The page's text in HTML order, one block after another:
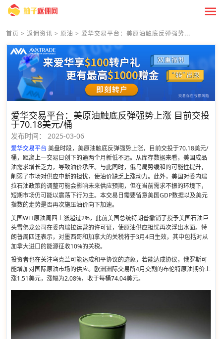
首页 > 返佣资讯 > 原油 > 爱华交易平台：美原油触底反弹强势...
爱华交易平台：美原油触底反弹强势上涨 目前交投
于70.18美元/桶
发布时间： 2025-03-06
爱华交易平台 美盘时段，美原油触底反弹强势上涨，目前交投于70.18美元/
桶，距离上一交易日创下的逾两个月新低不远。从库存数据来看，美国成品
油需求增长乏力，导致油价承压。与此同时，俄乌局势缓和的可能性提升，
削弱了市场对供应中断的担忧，使油价缺乏上涨动力。此外，美国对委内瑞
拉石油政策的调整可能会影响未来供应预期，但在当前需求不振的环境下，
短期市场仍可能以震荡下行为主。本交易日需要留意美国GDP数据以及美元
指数的走势是否再次施压油价向下加速。
美国WTI原油周四上涨超过2%，此前美国总统特朗普撤销了授予美国石油巨
头雪佛龙公司在委内瑞拉运营的许可证，使原油供应担忧再次浮出水面。特
朗普周四还表示，对墨西哥和加拿大的关税将于3月4日生效，其中包括对从
加拿大进口的能源征收10%的关税。
投资者也在关注乌克兰可能达成和平协议的迹象，若能达成协议，俄罗斯可
能增加对国际原油市场的供应。欧洲洲际交易所4月交割的布伦特原油期价上
涨1.51美元，涨幅为2.08%，收于每桶74.04美元。